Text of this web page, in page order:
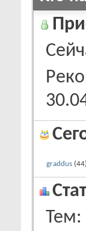
graddus (44)
Тем